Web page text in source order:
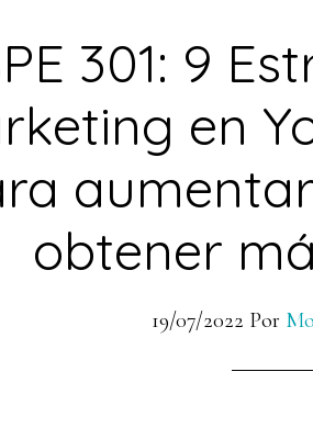
301: 9
en
obtener
19/07/2022 Por